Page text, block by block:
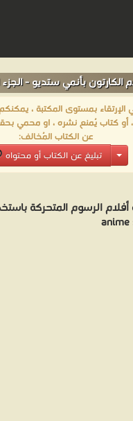
بأنمي ستديو - الجزء
بمستوى المكتبة ، يمكنكم
أو كتاب يُمنع نشره ، او محمي
عن الكتاب المُخالف:
تبليغ عن الكتاب أو محتواه
الرسوم المتحركة